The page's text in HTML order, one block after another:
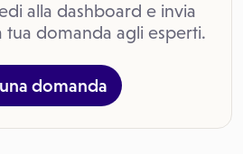
alla dashboard e invia
tua domanda agli esperti.
domanda